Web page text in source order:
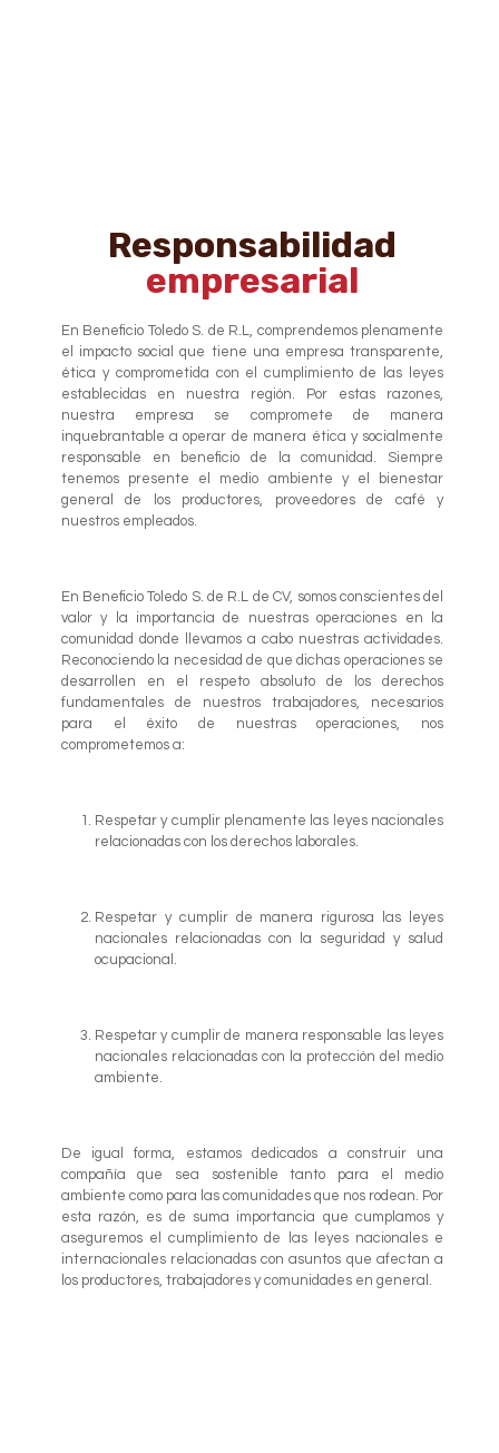
Responsabilidad
empresarial
En Beneficio Toledo S. de R.L, comprendemos plenamente
el impacto social que tiene una empresa transparente,
ética y comprometida con el cumplimiento de las leyes
establecidas en nuestra región. Por estas razones,
nuestra empresa se compromete de manera
inquebrantable a operar de manera ética y socialmente
responsable en beneficio de la comunidad. Siempre
tenemos presente el medio ambiente y el bienestar
general de los productores, proveedores de café y
nuestros empleados.
En Beneficio Toledo S. de R.L de CV, somos conscientes del
valor y la importancia de nuestras operaciones en la
comunidad donde llevamos a cabo nuestras actividades.
Reconociendo la necesidad de que dichas operaciones se
desarrollen en el respeto absoluto de los derechos
fundamentales de nuestros trabajadores, necesarios
para el éxito de nuestras operaciones, nos
comprometemos a:
Respetar y cumplir plenamente las leyes nacionales
relacionadas con los derechos laborales.
Respetar y cumplir de manera rigurosa las leyes
nacionales relacionadas con la seguridad y salud
ocupacional.
Respetar y cumplir de manera responsable las leyes
nacionales relacionadas con la protección del medio
ambiente.
De igual forma, estamos dedicados a construir una
compañía que sea sostenible tanto para el medio
ambiente como para las comunidades que nos rodean. Por
esta razón, es de suma importancia que cumplamos y
aseguremos el cumplimiento de las leyes nacionales e
internacionales relacionadas con asuntos que afectan a
los productores, trabajadores y comunidades en general.